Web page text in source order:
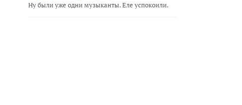
Ну были уже одни музыканты. Еле успокоили.